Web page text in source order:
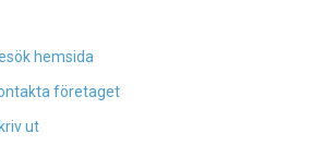
hemsida
företaget
ut